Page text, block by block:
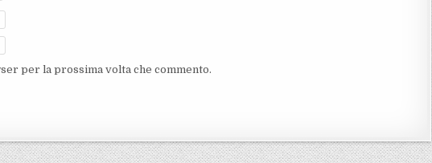
per la prossima volta che commento.